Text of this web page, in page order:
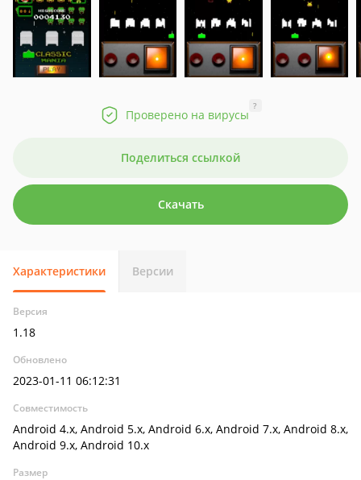
Проверено на вирусы
?
Поделиться ссылкой
Скачать
Характеристики Версии
Версия
1.18
Обновлено
2023-01-11 06:12:31
Совместимость
Android 4.x, Android 5.x, Android 6.x, Android 7.x, Android 8.x,
Android 9.x, Android 10.x
Размер